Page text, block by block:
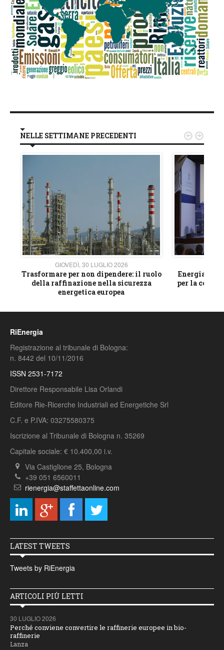
NELLE SETTIMANE PRECEDENTI
GIOVEDÌ, 30 LUGLIO 2026
Trasformare per non dipendere: il ruolo
della raffinazione nella sicurezza
energetica europea
Energia e
per la
 
RiEnergia
Registrazione al tribunale di Bologna:
n. 8442 del 10/11/2016
ISSN 2531-7172
Direttore Responsabile Lisa Orlandi
Editore Rie-Ricerche Industriali ed Energetiche Srl
C.F. e P.IVA: 03275580375
Iscrizione al Tribunale di Bologna n. 35269
Capitale sociale: € 10.400,00 i.v.
Via Castiglione 25, Bologna
+39 051 6560011
rienergia@staffettaonline.com
LATEST TWEETS
Tweets by RiEnergia
ARTICOLI PIÙ LETTI
30 LUGLIO 2026
Perché conviene convertire le raffinerie europee in bio-
raffinerie
Lanza